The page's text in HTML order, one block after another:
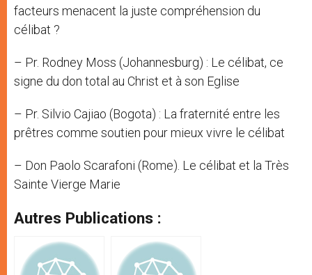
facteurs menacent la juste compréhension du
célibat ?
– Pr. Rodney Moss (Johannesburg) : Le célibat, ce
signe du don total au Christ et à son Eglise
– Pr. Silvio Cajiao (Bogota) : La fraternité entre les
prêtres comme soutien pour mieux vivre le célibat
– Don Paolo Scarafoni (Rome). Le célibat et la Très
Sainte Vierge Marie
Autres Publications :